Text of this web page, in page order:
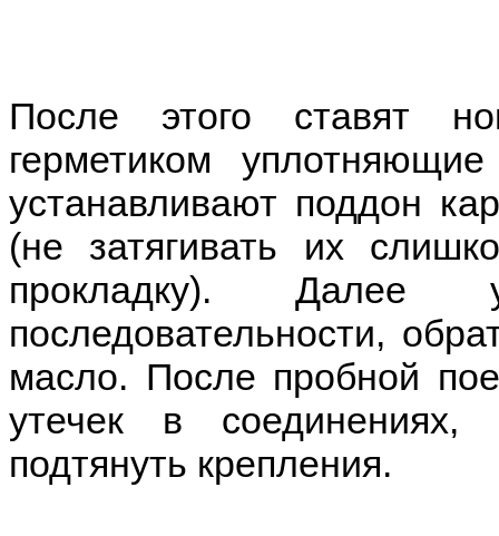
После этого ставят
герметиком
устанавливают поддон
(не затягивать их
прокладку). Далее
последовательности,
масло. После пробной
утечек в соединениях,
подтянуть крепления.